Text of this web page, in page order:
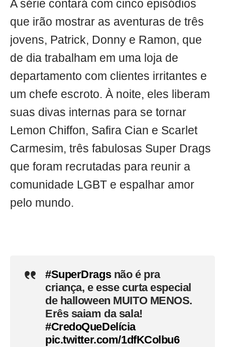
A série contará com cinco episódios
que irão mostrar as aventuras de três
jovens, Patrick, Donny e Ramon, que
de dia trabalham em uma loja de
departamento com clientes irritantes e
um chefe escroto. À noite, eles liberam
suas divas internas para se tornar
Lemon Chiffon, Safira Cian e Scarlet
Carmesim, três fabulosas Super Drags
que foram recrutadas para reunir a
comunidade LGBT e espalhar amor
pelo mundo.
#SuperDragsnão é pra
criança, e esse curta especial
de halloween MUITO MENOS.
Erês saiam da sala!
#CredoQueDelícia
pic.twitter.com/1dfKColbu6